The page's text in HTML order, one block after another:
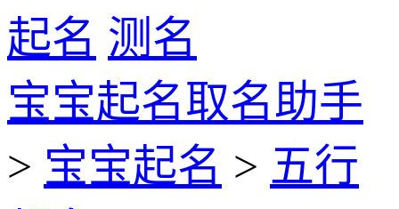
起名 测名
宝宝起名取名助手
> 宝宝起名 > 五行